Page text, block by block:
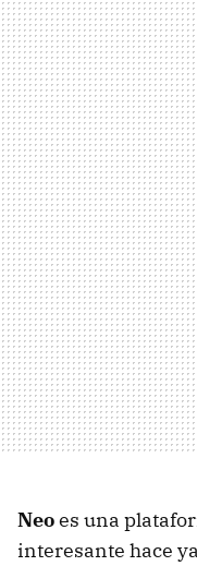
Neoes una
interesante hace